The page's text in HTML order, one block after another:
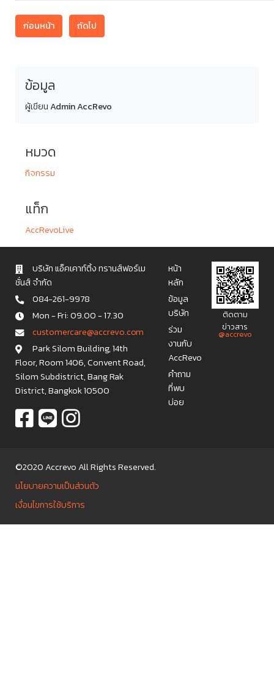
ก่อนหน้า ถัดไป
ข้อมูล
ผู้เขียนAdmin AccRevo
หมวด
กิจกรรม
แท็ก
AccRevoLive
บริษัท แอ็คเคาท์ติ้ง ทรานส์ฟอร์เม
ชั่นส์ จำกัด
084-261-9978
Mon - Fri: 09.00 - 17.30
c u s t o m e r c a r e @ a c c r e v o . c o m
Park Silom Building, 14th
Floor, Room 1406, Convent Road,
Silom Subdistrict, Bang Rak
District, Bangkok 10500
หน้า
หลัก
ข้อมูล
บริษัท
ร่วม
งานกับ
AccRevo
คำถาม
ที่พบ
บ่อย
ติดตาม
ข่าวสาร
@accrevo
©2020 Accrevo All Rights Reserved.
นโยบายความเป็นส่วนตัว
เงื่อนไขการใช้บริการ